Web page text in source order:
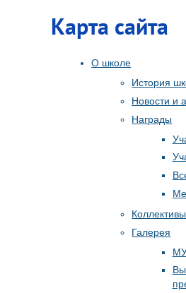
Карта сайта
О школе
История
Новости и
Награды
Коллективы
Галерея